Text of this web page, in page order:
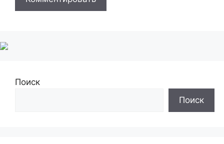
Поиск
Поиск